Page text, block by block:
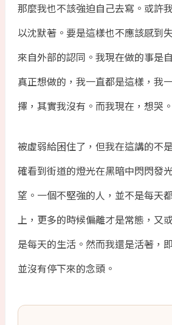
那麼我也不該強迫自己去寫。或許
以沈默著。要是這樣也不應該感到
來自外部的認同。我現在做的事是
真正想做的，我一直都是這樣，我
擇，其實我沒有。而我現在，想哭。
被虛弱給困住了，但我在這講的不
確看到街道的燈光在黑暗中閃閃發
望。一個不堅強的人，並不是每天
上，更多的時候偏離才是常態，又
是每天的生活。然而我還是活著，
並沒有停下來的念頭。